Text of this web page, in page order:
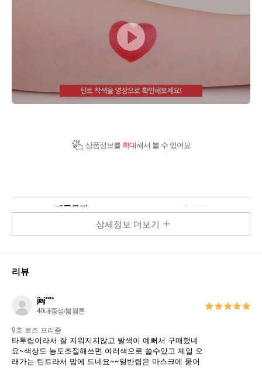
상품정보를 확대해서 볼 수 있어요
제품특징 사용방법
LANEIGE TATTOO LIP TINT
속 틴트
라네즈 타투 립 틴트
상세정보 더보기
리뷰
jiaj****
40대/중성/봄 웜톤
9호 로즈 프리즘
타투립이라서 잘 지워지지않고 발색이 예뻐서 구매했네
요~색상도 농도조절해쓰면 여러색으로 쓸수있고 제일 오
래가는 틴트라서 맘에 드네요~~일반립은 마스크에 묻어